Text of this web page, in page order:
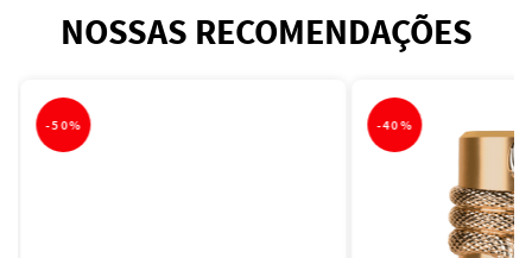
NOSSAS RECOMENDAÇÕES
-50% -40%